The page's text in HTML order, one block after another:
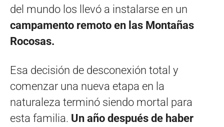
del mundo los llevó a instalarse en un
campamento remoto en las Montañas
Rocosas.
Esa decisión de desconexión total y
comenzar una nueva etapa en la
naturaleza terminó siendo mortal para
esta familia. Un año después de haber